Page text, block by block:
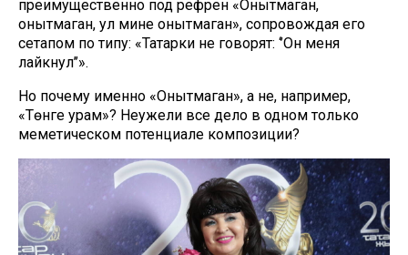
преимущественно под рефрен «Онытмаган,
онытмаган, ул мине онытмаган», сопровождая его
сетапом по типу: «Татарки не говорят: ‘’Он меня
лайкнул’’».
Но почему именно «Онытмаган», а не, например,
«Төнге урам»? Неужели все дело в одном только
меметическом потенциале композиции?